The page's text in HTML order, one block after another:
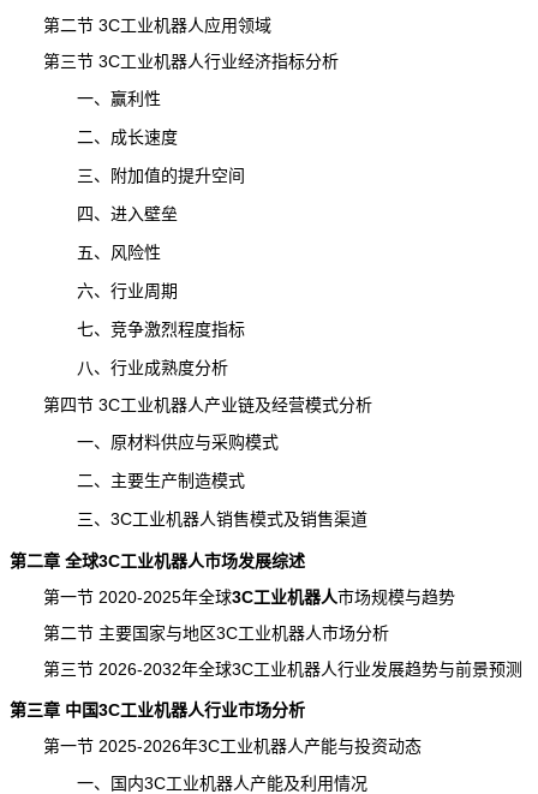
第二节 3C工业机器人应用领域
第三节 3C工业机器人行业经济指标分析
一、赢利性
二、成长速度
三、附加值的提升空间
四、进入壁垒
五、风险性
六、行业周期
七、竞争激烈程度指标
八、行业成熟度分析
第四节 3C工业机器人产业链及经营模式分析
一、原材料供应与采购模式
二、主要生产制造模式
三、3C工业机器人销售模式及销售渠道
第二章 全球3C工业机器人市场发展综述
第一节 2020-2025年全球3C工业机器人市场规模与趋势
第二节 主要国家与地区3C工业机器人市场分析
第三节 2026-2032年全球3C工业机器人行业发展趋势与前景预测
第三章 中国3C工业机器人行业市场分析
第一节 2025-2026年3C工业机器人产能与投资动态
一、国内3C工业机器人产能及利用情况